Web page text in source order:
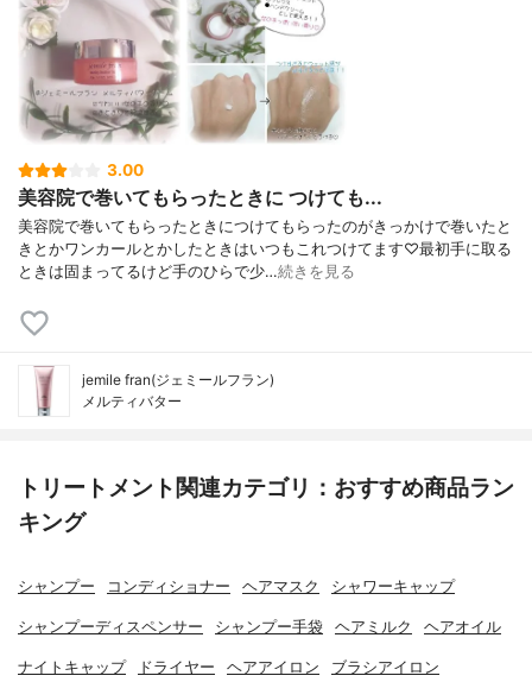
3.00
美容院で巻いてもらったときに つけても...
美容院で巻いてもらったときにつけてもらったのがきっかけで巻いたと
きとかワンカールとかしたときはいつもこれつけてます♡最初手に取る
ときは固まってるけど手のひらで少…続きを見る
jemile fran(ジェミールフラン)
メルティバター
トリートメント関連カテゴリ：おすすめ商品ラン
キング
シャンプー コンディショナー ヘアマスク シャワーキャップ
シャンプーディスペンサー シャンプー手袋 ヘアミルク ヘアオイル
ナイトキャップ ドライヤー ヘアアイロン ブラシアイロン